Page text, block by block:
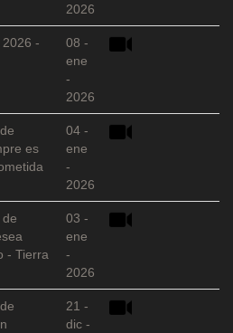
2026
-
08 -
ene
-
2026
es
04 -
ene
-
2026
- Tierra
03 -
ene
-
2026
21 -
dic -